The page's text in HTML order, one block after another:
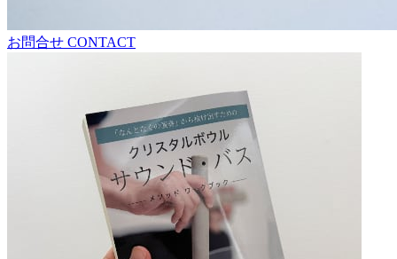
お問合せ CONTACT